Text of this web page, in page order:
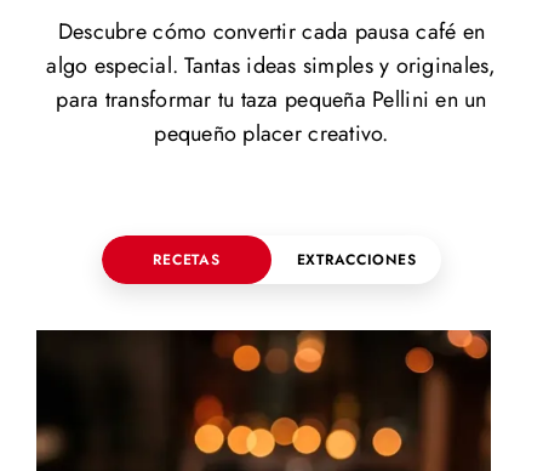
Descubre cómo convertir cada pausa café en
algo especial. Tantas ideas simples y originales,
para transformar tu taza pequeña Pellini en un
pequeño placer creativo.
RECETAS EXTRACCIONES